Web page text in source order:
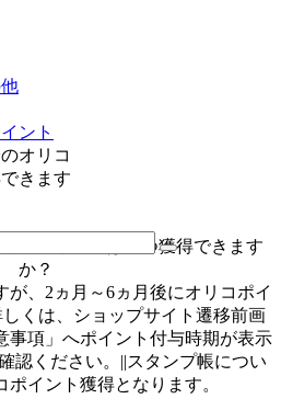
ント
オリコ
きます
コポイントはいつ獲得できます
か？
が、2ヵ月～6ヵ月後にオリコポイ
くは、ショップサイト遷移前画
事項」へポイント付与時期が表示
認ください。||スタンプ帳につい
イント獲得となります。